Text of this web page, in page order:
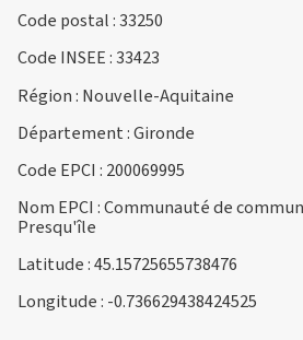
Code postal : 33250
Code INSEE : 33423
Région : Nouvelle-Aquitaine
Département : Gironde
Code EPCI : 200069995
Nom EPCI : Communauté de
Presqu'île
Latitude : 45.15725655738476
Longitude : -0.736629438424525